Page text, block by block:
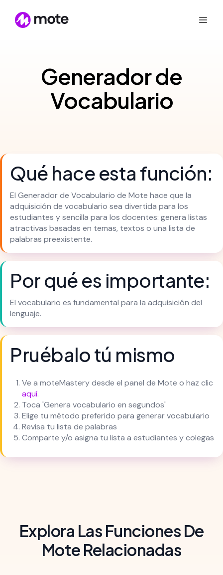
Generador de
Vocabulario
Qué hace esta función:
El Generador de Vocabulario de Mote hace que la
adquisición de vocabulario sea divertida para los
estudiantes y sencilla para los docentes: genera listas
atractivas basadas en temas, textos o una lista de
palabras preexistente.
Por qué es importante:
El vocabulario es fundamental para la adquisición del
lenguaje.
Pruébalo tú mismo
Ve a moteMastery desde el panel de Mote o haz clic
aquí.
Toca 'Genera vocabulario en segundos'
Elige tu método preferido para generar vocabulario
Revisa tu lista de palabras
Comparte y/o asigna tu lista a estudiantes y colegas
Explora Las Funciones De
Mote Relacionadas